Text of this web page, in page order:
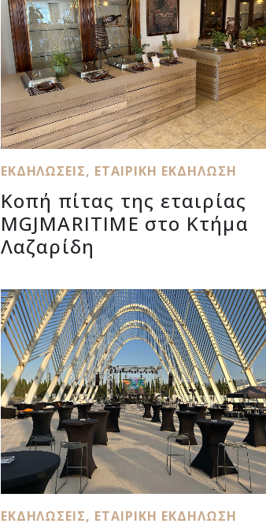
ΕΚΔΗΛΏΣΕΙΣ, ΕΤΑΙΡΙΚΉ ΕΚΔΉΛΩΣΗ
Κοπή πίτας της εταιρίας
MGJMARITIME στο Κτήμα
Λαζαρίδη
ΕΚΔΗΛΏΣΕΙΣ, ΕΤΑΙΡΙΚΉ ΕΚΔΉΛΩΣΗ